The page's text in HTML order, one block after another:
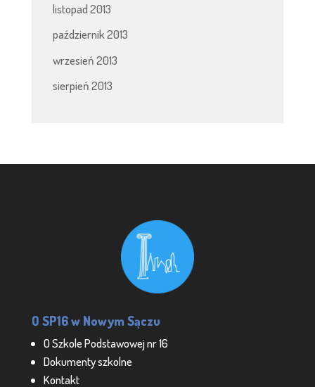
listopad 2013
październik 2013
wrzesień 2013
sierpień 2013
O SP16 w Nowym Sączu
O Szkole Podstawowej nr 16
Dokumenty szkolne
Kontakt